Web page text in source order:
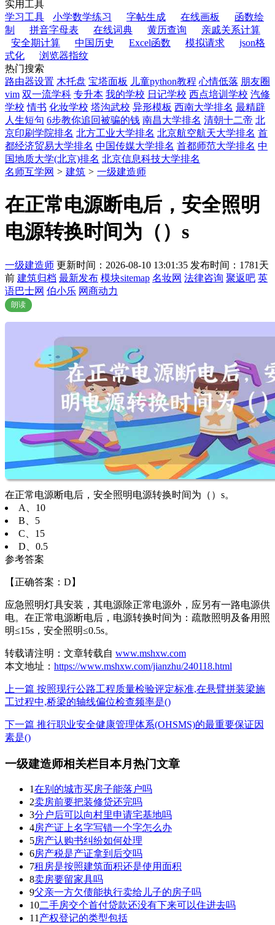
实用工具
学习工具
小学数学练习 字帖生成 在线画板
函数绘
制
拼音字母表 在线词典 黄历查询
亲戚关系计算
安全期计算
中国历史 Excel函数 模拟请求
json格
式化
浏览器指纹
热门搜索
路由器设置 木托盘 宝塔面板 儿童python教程 心情低落 朋友圈
vim 双一流学科 专升本 我的学校 日记学校 西点培训学校 汽修
学校 情书 化妆学校 塔沟武校 异形模板 西南大学排名 最精辟
人生短句 6步教你追回被骗的钱 南昌大学排名 清朝十二帝 北
京印刷学院排名 北方工业大学排名 北京航空航天大学排名 首
都经济贸易大学排名 中国传媒大学排名 首都师范大学排名 中
国地质大学(北京)排名 北京信息科技大学排名
名师互学网 > 建筑 > 一级建造师
在正常电源断电后，安全照明
电源转换时间为（）s
一级建造师 更新时间： 2026-08-10 13:01:35 发布时间： 1781天
前 建筑归档 最新发布 模块sitemap 名妆网 法律咨询 聚返吧 英
语巴士网 伯小乐 网商动力
朗读
在正常电源断电后，安全照明电源转换时间为（）s。
A、10
B、5
C、15
D、0.5
参考答案
【正确答案：D】
应急照明灯具安装，其电源除正常电源外，应另有一路电源供
电。在正常电源断电后，电源转换时间为：疏散照明及备用照
明≤15s，安全照明≤0.5s。
转载请注明： 文章转载自 www.mshxw.com
本文地址： https://www.mshxw.com/jianzhu/240118.html
上一篇 按照现行公路工程质量检验评定标准,在悬臂拼装梁施
工过程中,桥梁的轴线偏位检查频率是()
下一篇 推行职业安全健康管理体系(OHSMS)的最重要保证因
素是()
一级建造师相关栏目本月热门文章
1在别的城市买房子能落户吗
2卖房前要把装修贷还完吗
3分户后可以向村里申请宅基地吗
4房产证上名字写错一个字怎么办
5房产认购书纠纷如何处理
6房产税是产证拿到后交吗
7租房是按照建筑面积还是使用面积
8卖房要留家具吗
9父亲一方欠债能执行卖给儿子的房子吗
10二手房交个首付贷款还没有下来可以住进去吗
11 产权登记的类型包括